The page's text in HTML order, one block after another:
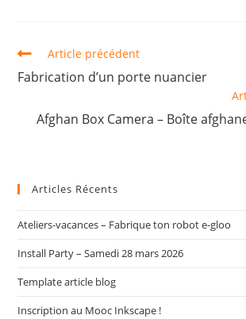
Article précédent
Fabrication d’un porte nuancier
Afghan Box Camera – Boîte
Articles Récents
Ateliers-vacances – Fabrique ton robot e-gloo
Install Party – Samedi 28 mars 2026
Template article blog
Inscription au Mooc Inkscape !